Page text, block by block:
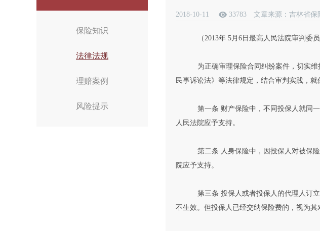
保险知识
法律法规
理赔案例
风险提示
2018-10-11 33783 文章来源：吉林省保
（2013年 5月6日最高人民法院审判委
为正确审理保险合同纠纷案件，切实
民事诉讼法》等法律规定，结合审判实践，
第一条 财产保险中，不同投保人就同
人民法院应予支持。
第二条 人身保险中，因投保人对被保
院应予支持。
第三条 投保人或者投保人的代理人订
不生效。但投保人已经交纳保险费的，视为其